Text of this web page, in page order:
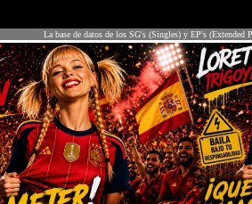
La base de datos de los SG's (Singles) y EP's (Extended